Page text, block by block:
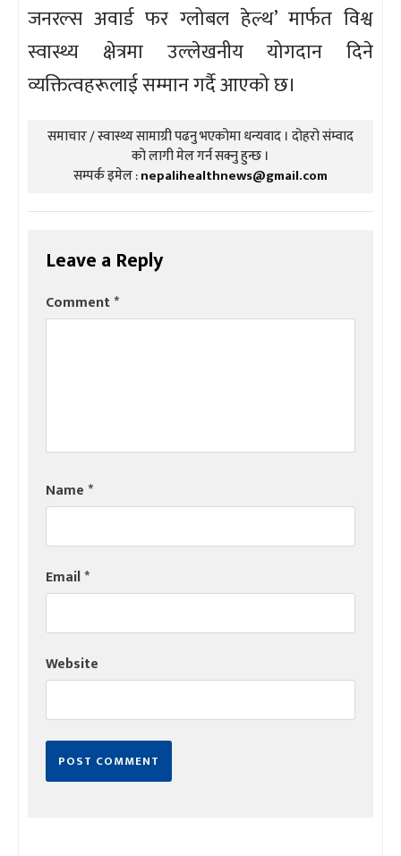
जनरल्स अवार्ड फर ग्लोबल हेल्थ’ मार्फत विश्व
स्वास्थ्य क्षेत्रमा उल्लेखनीय योगदान दिने
व्यक्तित्वहरूलाई सम्मान गर्दै आएको छ।
समाचार / स्वास्थ्य सामाग्री पढनु भएकोमा धन्यवाद । दोहरो संम्वाद
को लागी मेल गर्न सक्नु हुन्छ ।
सम्पर्क इमेल :nepalihealthnews@gmail.com
Leave a Reply
Comment*
Name*
Email*
Website